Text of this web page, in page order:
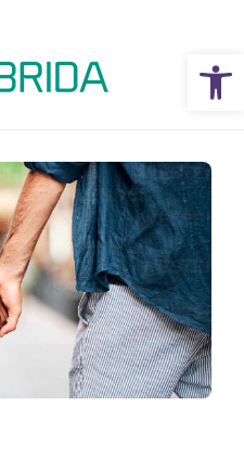
Abrir a barra de ferramentas